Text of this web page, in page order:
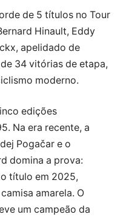
de 5 títulos no Tour
Hinault, Eddy
apelidado de
34 vitórias de etapa,
moderno.
edições
Na era recente, a
Pogačar e o
domina a prova:
título em 2025,
amarela. O
um campeão da